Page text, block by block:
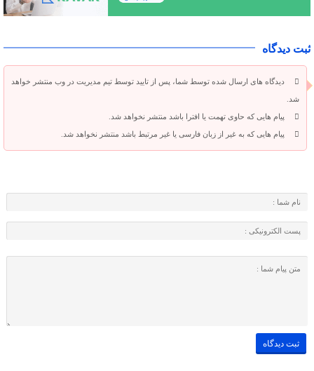
ثبت دیدگاه
دیدگاه های ارسال شده توسط شما، پس از تایید توسط تیم مدیریت در وب منتشر خواهد
شد.
پیام هایی که حاوی تهمت یا افترا باشد منتشر نخواهد شد.
پیام هایی که به غیر از زبان فارسی یا غیر مرتبط باشد منتشر نخواهد شد.